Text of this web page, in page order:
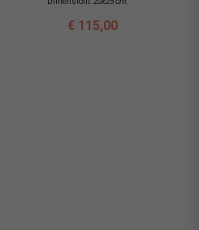
€ 115,00